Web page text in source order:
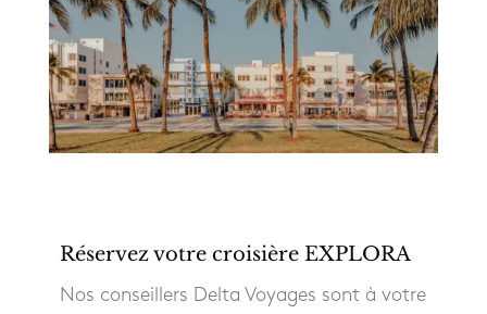
Réservez votre croisière EXPLORA
Nos conseillers Delta Voyages sont à votre